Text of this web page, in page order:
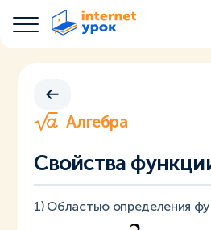
Алгебра
Свойства
1) Областью определения